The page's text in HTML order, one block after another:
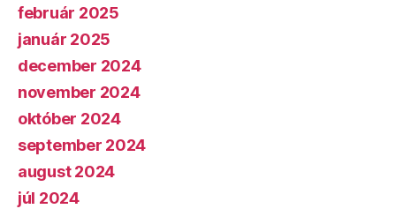
február 2025
január 2025
december 2024
november 2024
október 2024
september 2024
august 2024
júl 2024